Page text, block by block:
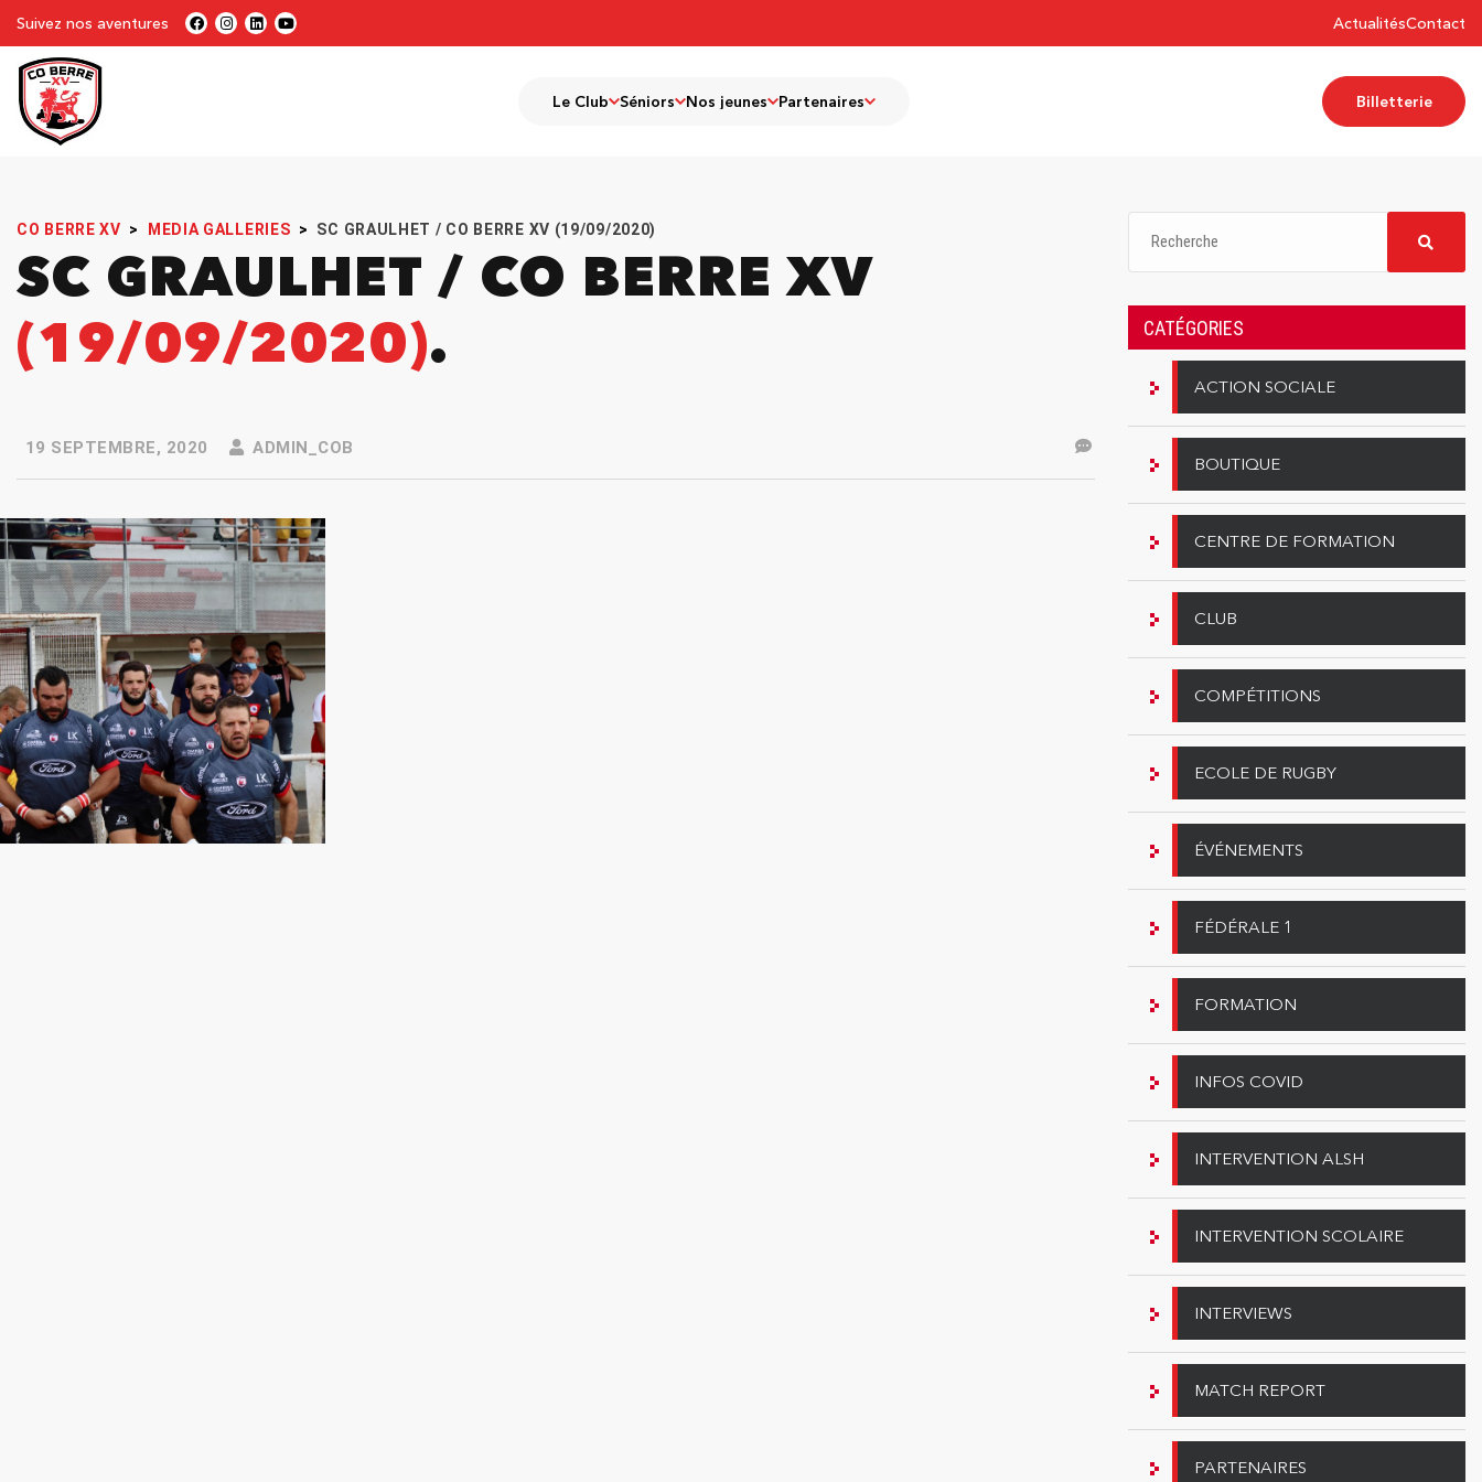
Suivez nos aventures ActualitésContact
Le Club Séniors Nos jeunes Partenaires Billetterie
CO BERRE XV > MEDIA GALLERIES > SC GRAULHET / CO BERRE XV (19/09/2020)
SC GRAULHET / CO BERRE XV
(19/09/2020)
19 SEPTEMBRE, 2020 ADMIN_COB
CATÉGORIES
ACTION SOCIALE
BOUTIQUE
CENTRE DE FORMATION
CLUB
COMPÉTITIONS
ECOLE DE RUGBY
ÉVÉNEMENTS
FÉDÉRALE 1
FORMATION
INFOS COVID
INTERVENTION ALSH
INTERVENTION SCOLAIRE
INTERVIEWS
MATCH REPORT
PARTENAIRES